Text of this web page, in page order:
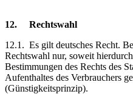
12.
Rechtswahl
12.1. Es gilt deutsches Recht.
Rechtswahl nur, soweit
Bestimmungen des Rechts des
Aufenthaltes des Verbrauchers
(Günstigkeitsprinzip).